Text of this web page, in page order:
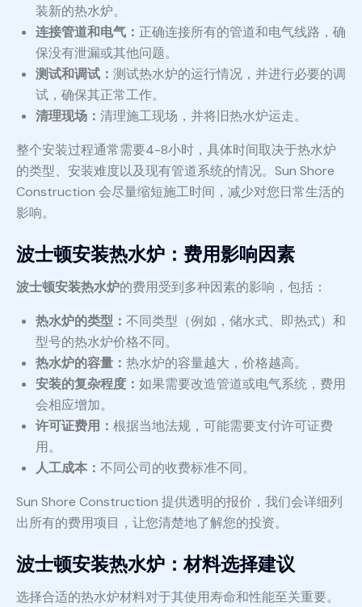
装新的热水炉。
连接管道和电气： 正确连接所有的管道和电气线路，确
保没有泄漏或其他问题。
测试和调试： 测试热水炉的运行情况，并进行必要的调
试，确保其正常工作。
清理现场： 清理施工现场，并将旧热水炉运走。
整个安装过程通常需要4-8小时，具体时间取决于热水炉
的类型、安装难度以及现有管道系统的情况。Sun Shore
Construction 会尽量缩短施工时间，减少对您日常生活的
影响。
波士顿安装热水炉：费用影响因素
波士顿安装热水炉的费用受到多种因素的影响，包括：
热水炉的类型： 不同类型（例如，储水式、即热式）和
型号的热水炉价格不同。
热水炉的容量： 热水炉的容量越大，价格越高。
安装的复杂程度： 如果需要改造管道或电气系统，费用
会相应增加。
许可证费用： 根据当地法规，可能需要支付许可证费
用。
人工成本： 不同公司的收费标准不同。
Sun Shore Construction 提供透明的报价，我们会详细列
出所有的费用项目，让您清楚地了解您的投资。
波士顿安装热水炉：材料选择建议
选择合适的热水炉材料对于其使用寿命和性能至关重要。